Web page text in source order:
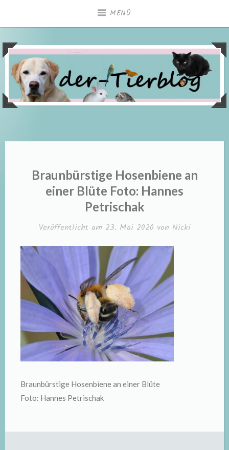
MENÜ
Braunbürstige Hosenbiene an
einer Blüte Foto: Hannes
Petrischak
Veröffentlicht am 23. Mai 2020 von Nicki
Braunbürstige Hosenbiene an einer Blüte
Foto: Hannes Petrischak